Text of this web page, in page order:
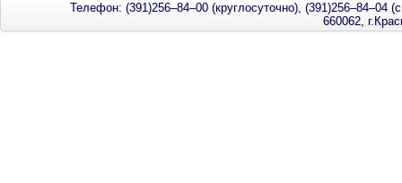
Телефон: (391)256–84–00 (круглосуточно), (391)256–84–04
660062,